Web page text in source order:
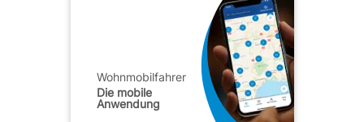
Wohnmobilfahrer
Die mobile
Anwendung